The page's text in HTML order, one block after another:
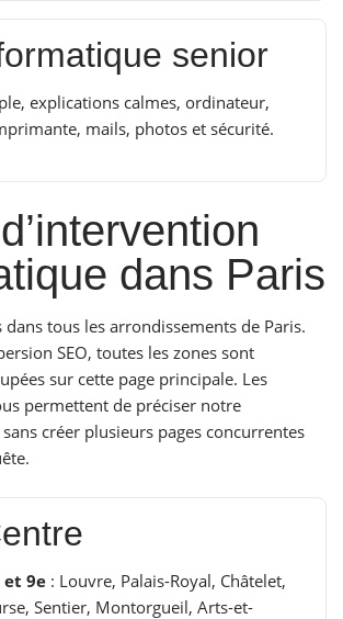
senior
explications calmes, ordinateur,
mails, photos et sécurité.
dans Paris
tous les arrondissements de Paris.
SEO, toutes les zones sont
sur cette page principale. Les
permettent de préciser notre
créer plusieurs pages concurrentes
et 9e : Louvre, Palais-Royal, Châtelet,
Sentier, Montorgueil, Arts-et-